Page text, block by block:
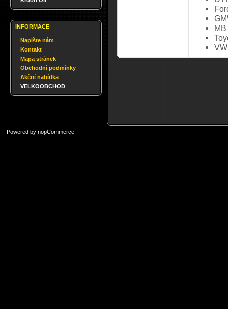
INFORMACE
Napište nám
Kontakt
Mapa stránek
Obchodní podmínky
Akční nabídka
VELKOOBCHOD
Powered by nopCommerce